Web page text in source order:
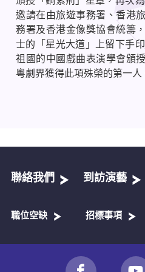
邀請在由旅遊事務署、香港
務署及香港金像獎協會統籌
士的「星光大道」上留下手印
祖國的中國戲曲表演學會頒
粵劇界獲得此項殊榮的第一人
聯絡我們 到訪演藝
職位空缺 招標事項